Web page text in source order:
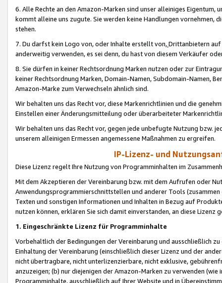
6. Alle Rechte an den Amazon-Marken sind unser alleiniges
kommt alleine uns zugute. Sie werden keine Handlungen vornehmen,
stehen.
7. Du darfst kein Logo von, oder Inhalte erstellt von,Drittanbietern auf
anderweitig verwenden, es sei denn, du hast von diesem Verkäufer
8. Sie dürfen in keiner Rechtsordnung Marken nutzen oder zur
keiner Rechtsordnung Marken, Domain-Namen, Subdomain-Namen,
Amazon-Marke zum Verwechseln ähnlich sind.
Wir behalten uns das Recht vor, diese Markenrichtlinien und die
Einstellen einer Änderungsmitteilung oder überarbeiteter
Wir behalten uns das Recht vor, gegen jede unbefugte Nutzung bzw.
unserem alleinigen Ermessen angemessene Maßnahmen zu ergreifen.
IP-Lizenz- und
Diese Lizenz regelt Ihre Nutzung von Programminhalten im
Mit dem Akzeptieren der Vereinbarung bzw. mit dem Aufrufen oder
Anwendungsprogrammierschnittstellen und anderer Tools (zusammen
Texten und sonstigen Informationen und Inhalten in Bezug auf
nutzen können, erklären Sie sich damit einverstanden, an diese Lizenz
1. Eingeschränkte Lizenz für Programminhalte
Vorbehaltlich der Bedingungen der Vereinbarung und ausschließlich
Einhaltung der Vereinbarung (einschließlich dieser Lizenz und der
nicht übertragbare, nicht unterlizenzierbare, nicht exklusive,
anzuzeigen; (b) nur diejenigen der Amazon-Marken zu verwenden
Programminhalte, ausschließlich auf Ihrer Website und in